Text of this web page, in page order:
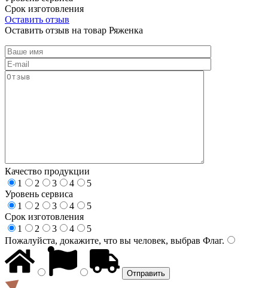
Срок изготовления
Оставить отзыв
Оставить отзыв на товар Ряженка
Качество продукции
1
2 3 4
5
Уровень сервиса
1
2 3 4
5
Срок изготовления
1
2 3 4
5
Пожалуйста, докажите, что вы человек, выбрав Флаг.